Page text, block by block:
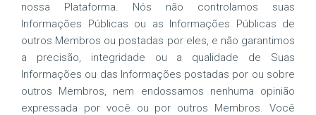
nossa Plataforma. Nós não controlamos suas
Informações Públicas ou as Informações Públicas de
outros Membros ou postadas por eles, e não garantimos
a precisão, integridade ou a qualidade de Suas
Informações ou das Informações postadas por ou sobre
outros Membros, nem endossamos nenhuma opinião
expressada por você ou por outros Membros. Você